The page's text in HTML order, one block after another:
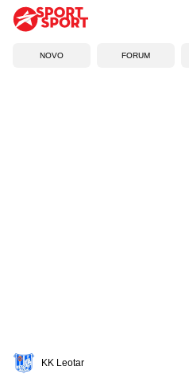
NOVO FORUM
KK Leotar